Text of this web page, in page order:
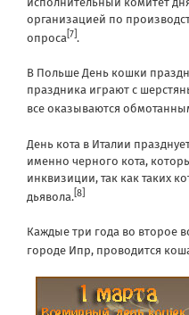
организацией по
опроса [7] .
В Польше День кошки
праздника играют с
все оказываются
День кота в Италии
именно черного кота,
инквизиции, так как таких
дьявола. [8]
Каждые три года во второе
городе Ипр, проводится